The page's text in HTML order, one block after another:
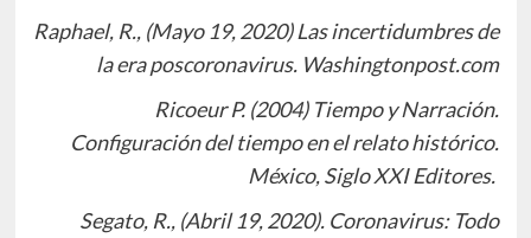
Raphael, R., (Mayo 19, 2020) Las incertidumbres de
la era poscoronavirus. Washingtonpost.com
Ricoeur P. (2004) Tiempo y Narración.
Configuración del tiempo en el relato histórico.
México, Siglo XXI Editores.
Segato, R., (Abril 19, 2020). Coronavirus: Todo